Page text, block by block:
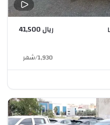
ريال 41,500
1,930
/شهر